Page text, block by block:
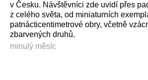
v Česku. Návštěvníci zde uvidí přes
z celého světa, od miniaturních
patnácticenti­metrové obry, včetně
zbarvených druhů.
minulý měsíc